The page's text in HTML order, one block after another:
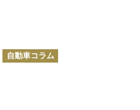
カ
テ
自動車コラム